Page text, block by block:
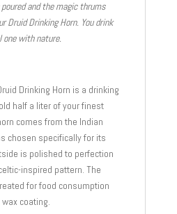
and the magic thrums
Druid Drinking Horn. You drink
one with nature.
Drinking Horn is a drinking
half a liter of your finest
comes from the Indian
chosen specifically for its
is polished to perfection
inspired pattern. The
for food consumption
coating.